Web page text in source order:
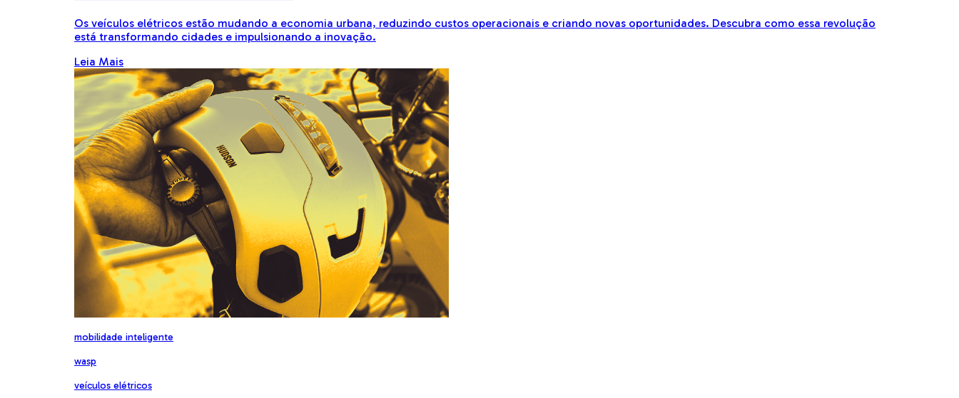
Os veículos elétricos estão mudando a economia urbana, reduzindo custos operacionais e criando novas oportunidades. Descubra como essa revolução
está transformando cidades e impulsionando a inovação.
Leia Mais
mobilidade inteligente
wasp
veículos elétricos